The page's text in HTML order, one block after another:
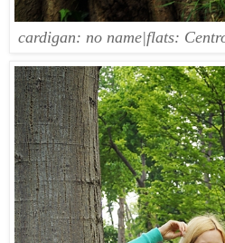
cardigan: no name|flats: